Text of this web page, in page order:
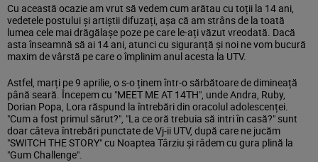
Cu această ocazie am vrut să vedem cum arătau cu toții la 14 ani,
vedetele postului și artiștii difuzați, așa că am strâns de la toată
lumea cele mai drăgălașe poze pe care le-ați văzut vreodată. Dacă
asta înseamnă să ai 14 ani, atunci cu siguranță și noi ne vom bucură
maxim de vârstă pe care o împlinim anul acesta la UTV.
Astfel, marți pe 9 aprilie, o s-o ținem într-o sărbătoare de dimineață
până seară. Începem cu "MEET ME AT 14TH", unde Andra, Ruby,
Dorian Popa, Lora răspund la întrebări din oracolul adolescenței.
"Cum a fost primul sărut?", "La ce oră trebuia să intri în casă?" sunt
doar câteva întrebări punctate de Vj-ii UTV, după care ne jucăm
"SWITCH THE STORY" cu Noaptea Târziu și râdem cu gura plină la
"Gum Challenge".